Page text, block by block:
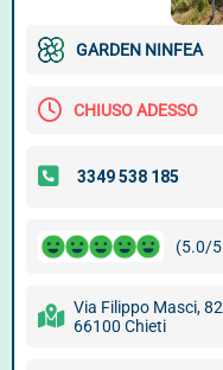
GARDEN NINFEA
CHIUSO ADESSO
(5.0/5
Via Filippo Masci, 82
66100 Chieti